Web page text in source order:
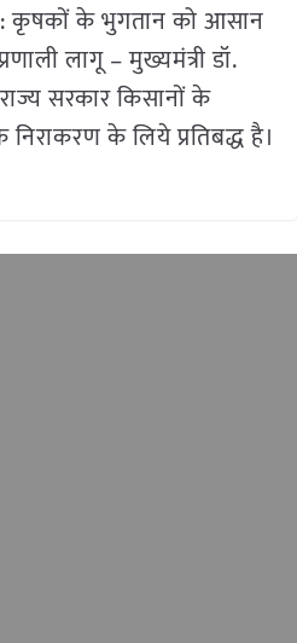
कृषकों के भुगतान को आसान
लागू – मुख्यमंत्री डॉ.
सरकार किसानों के
के लिये प्रतिबद्ध है।